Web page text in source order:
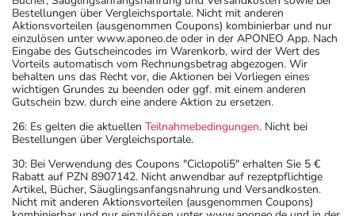
Bestellungen über Vergleichsportale. Nicht mit anderen
Aktionsvorteilen (ausgenommen Coupons) kombinierbar und nur
einzulösen unter www.aponeo.de oder in der APONEO App. Nach
Eingabe des Gutscheincodes im Warenkorb, wird der Wert des
Vorteils automatisch vom Rechnungsbetrag abgezogen. Wir
behalten uns das Recht vor, die Aktionen bei Vorliegen eines
wichtigen Grundes zu beenden oder ggf. mit einem anderen
Gutschein bzw. durch eine andere Aktion zu ersetzen.
26: Es gelten die aktuellen Teilnahmebedingungen. Nicht bei
Bestellungen über Vergleichsportale.
30: Bei Verwendung des Coupons "Ciclopoli5" erhalten Sie 5 €
Rabatt auf PZN 8907142. Nicht anwendbar auf rezeptpflichtige
Artikel, Bücher, Säuglingsanfangsnahrung und Versandkosten.
Nicht mit anderen Aktionsvorteilen (ausgenommen Coupons)